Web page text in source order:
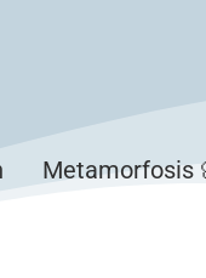
Metamorfosis